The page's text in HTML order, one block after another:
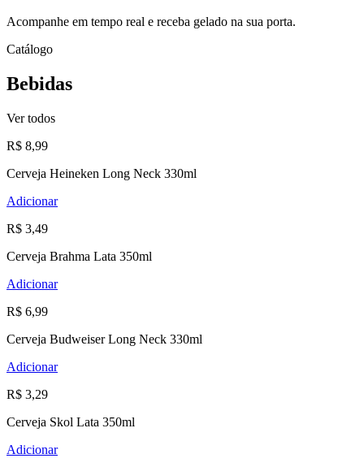
Acompanhe em tempo real e receba gelado na sua porta.
Catálogo
Bebidas
Ver todos
R$ 8,99
Cerveja Heineken Long Neck 330ml
Adicionar
R$ 3,49
Cerveja Brahma Lata 350ml
Adicionar
R$ 6,99
Cerveja Budweiser Long Neck 330ml
Adicionar
R$ 3,29
Cerveja Skol Lata 350ml
Adicionar